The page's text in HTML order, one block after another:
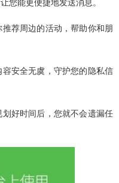
荐周边的活动，帮助你和朋
安全无虞，守护您的隐私信
好时间后，您就不会遗漏任